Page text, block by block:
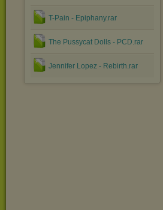
T-Pain - Epiphany.rar
The Pussycat Dolls - PCD.rar
Jennifer Lopez - Rebirth.rar